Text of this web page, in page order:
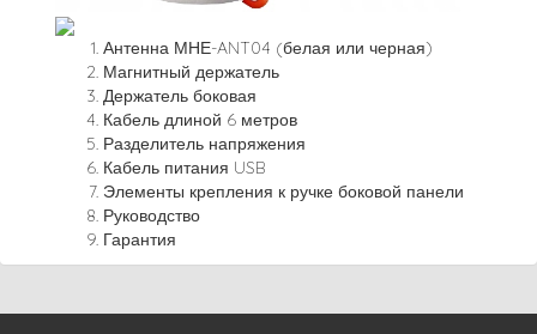
Антенна МНЕ-ANT04 (белая или черная)
Магнитный держатель
Держатель боковая
Кабель длиной 6 метров
Разделитель напряжения
Кабель питания USB
Элементы крепления к ручке боковой панели
Руководство
Гарантия